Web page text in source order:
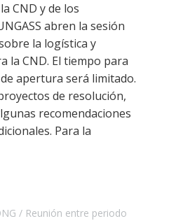
CND y de los
abren la sesión
la logística y
la CND. El tiempo para
apertura será limitado.
de resolución,
recomendaciones
Para la
Reunión entre periodo